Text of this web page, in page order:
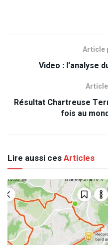
Article
Video : l’analyse
Résultat Chartreuse
fois au
Lire aussi cesArticles